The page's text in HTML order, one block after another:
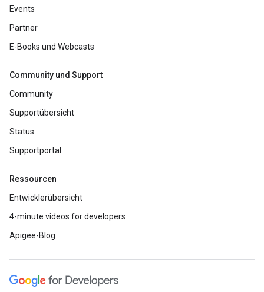
Events
Partner
E-Books und Webcasts
Community und Support
Community
Supportübersicht
Status
Supportportal
Ressourcen
Entwicklerübersicht
4-minute videos for developers
Apigee-Blog